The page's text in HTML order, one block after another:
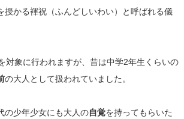
授かる褌祝（ふんどしいわい）と呼ばれる儀
対象に行われますが、昔は中学2年生くらいの
の大人として扱われていました。
の少年少女にも大人の自覚を持ってもらいた